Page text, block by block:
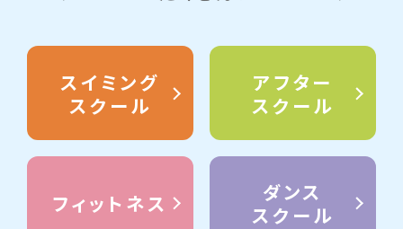
スイミング
スクール
アフター
スクール
フィットネス
ダンス
スクール